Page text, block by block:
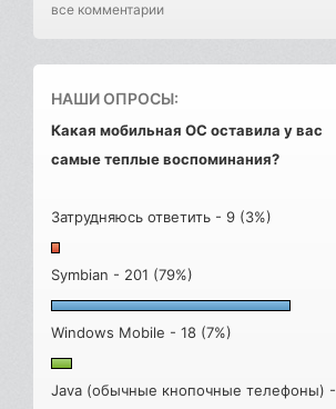
все комментарии
НАШИ ОПРОСЫ:
Какая мобильная ОС оставила у вас
самые теплые воспоминания?
Затрудняюсь ответить - 9 (3%)
Symbian - 201 (79%)
Windows Mobile - 18 (7%)
Java (обычные кнопочные телефоны) -